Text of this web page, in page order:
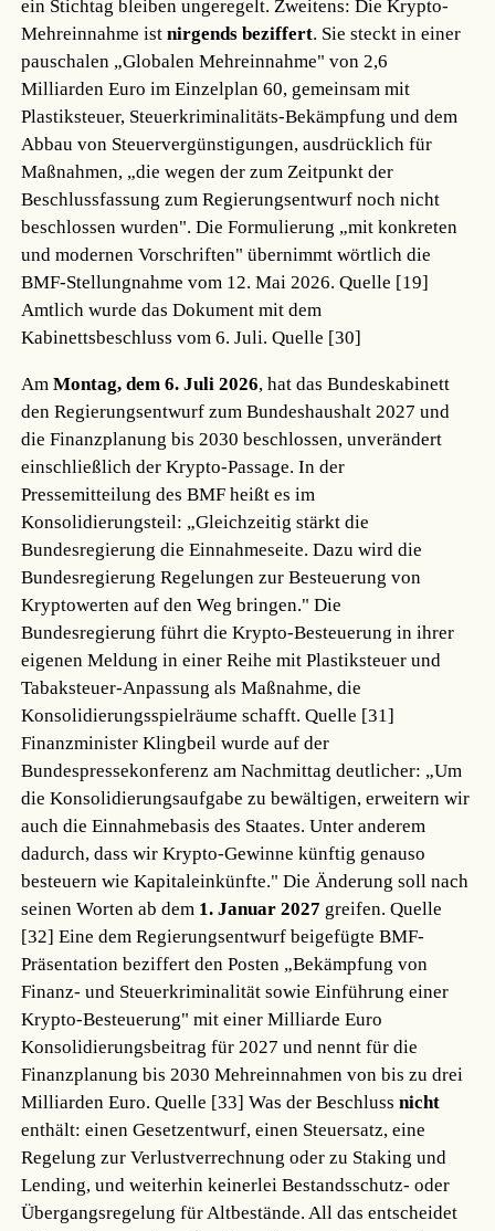
ein Stichtag bleiben ungeregelt. Zweitens: Die Krypto-
Mehreinnahme istnirgends beziffert. Sie steckt in einer
pauschalen „Globalen Mehreinnahme" von 2,6
Milliarden Euro im Einzelplan 60, gemeinsam mit
Plastiksteuer, Steuerkriminalitäts-Bekämpfung und dem
Abbau von Steuervergünstigungen, ausdrücklich für
Maßnahmen, „die wegen der zum Zeitpunkt der
Beschlussfassung zum Regierungsentwurf noch nicht
beschlossen wurden". Die Formulierung „mit konkreten
und modernen Vorschriften" übernimmt wörtlich die
BMF-Stellungnahme vom 12. Mai 2026.Quelle [19]
Amtlich wurde das Dokument mit dem
Kabinettsbeschluss vom 6. Juli.Quelle [30]
AmMontag, dem 6. Juli 2026, hat das Bundeskabinett
den Regierungsentwurf zum Bundeshaushalt 2027 und
die Finanzplanung bis 2030 beschlossen, unverändert
einschließlich der Krypto-Passage. In der
Pressemitteilung des BMF heißt es im
Konsolidierungsteil: „Gleichzeitig stärkt die
Bundesregierung die Einnahmeseite. Dazu wird die
Bundesregierung Regelungen zur Besteuerung von
Kryptowerten auf den Weg bringen." Die
Bundesregierung führt die Krypto-Besteuerung in ihrer
eigenen Meldung in einer Reihe mit Plastiksteuer und
Tabaksteuer-Anpassung als Maßnahme, die
Konsolidierungsspielräume schafft.Quelle [31]
Finanzminister Klingbeil wurde auf der
Bundespressekonferenz am Nachmittag deutlicher: „Um
die Konsolidierungsaufgabe zu bewältigen, erweitern wir
auch die Einnahmebasis des Staates. Unter anderem
dadurch, dass wir Krypto-Gewinne künftig genauso
besteuern wie Kapitaleinkünfte." Die Änderung soll nach
seinen Worten ab dem 1. Januar 2027 greifen.Quelle
[32] Eine dem Regierungsentwurf beigefügte BMF-
Präsentation beziffert den Posten „Bekämpfung von
Finanz- und Steuerkriminalität sowie Einführung einer
Krypto-Besteuerung" mit einer Milliarde Euro
Konsolidierungsbeitrag für 2027 und nennt für die
Finanzplanung bis 2030 Mehreinnahmen von bis zu drei
Milliarden Euro.Quelle [33] Was der Beschlussnicht
enthält: einen Gesetzentwurf, einen Steuersatz, eine
Regelung zur Verlustverrechnung oder zu Staking und
Lending, und weiterhin keinerlei Bestandsschutz- oder
Übergangsregelung für Altbestände. All das entscheidet